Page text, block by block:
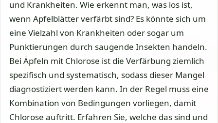
und Krankheiten. Wie erkennt man, was los ist,
wenn Apfelblätter verfärbt sind? Es könnte sich um
eine Vielzahl von Krankheiten oder sogar um
Punktierungen durch saugende Insekten handeln.
Bei Äpfeln mit Chlorose ist die Verfärbung ziemlich
spezifisch und systematisch, sodass dieser Mangel
diagnostiziert werden kann. In der Regel muss eine
Kombination von Bedingungen vorliegen, damit
Chlorose auftritt. Erfahren Sie, welche das sind und